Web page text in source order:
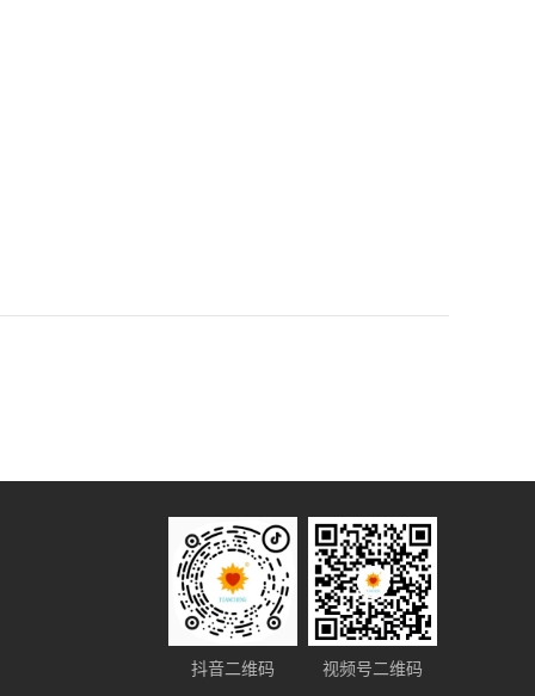
抖音二维码 视频号二维码